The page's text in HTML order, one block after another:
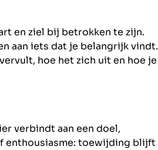
en ziel bij betrokken te zijn.
aan iets dat je belangrijk vindt.
hoe het zich uit en hoe je
verbindt aan een doel,
enthousiasme: toewijding blijft